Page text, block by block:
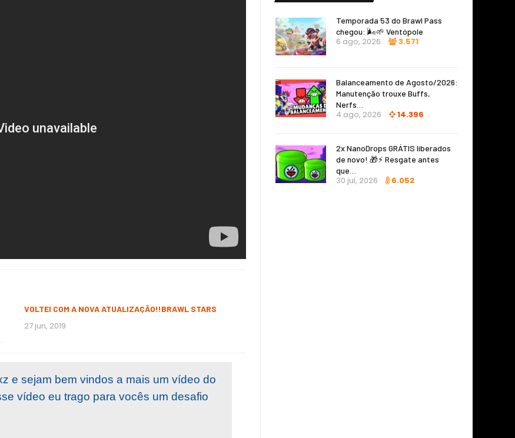
VOLTEI COM A NOVA ATUALIZAÇÃO!!BRAWL STARS
27 jun, 2019
e sejam bem vindos a mais um vídeo do
vídeo eu trago para vocês um desafio
Temporada 53 do Brawl Pass
chegou: 🌬️🌱 Ventópole
6 ago, 2026 3.571
Balanceamento de Agosto/2026:
Manutenção trouxe Buffs,
Nerfs…
4 ago, 2026 14.396
2x NanoDrops GRÁTIS liberados
de novo! 🎁⚡ Resgate antes
que…
30 jul, 2026 6.052